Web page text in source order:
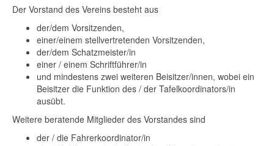
Der Vorstand des Vereins besteht aus
der/dem Vorsitzenden,
einer/einem stellvertretenden Vorsitzenden,
der/dem Schatzmeister/in
einer / einem Schriftführer/in
und mindestens zwei weiteren Beisitzer/innen, wobei ein
Beisitzer die Funktion des / der Tafelkoordinators/in
ausübt.
Weitere beratende Mitglieder des Vorstandes sind
der / die Fahrerkoordinator/in